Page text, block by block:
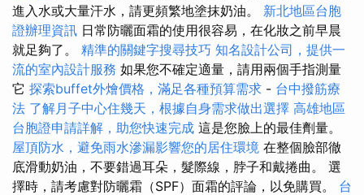
進入水或大量汗水，請更頻繁地塗抹奶油。 新北地區台胞
證辦理資訊 日常防曬面霜的使用很容易，在化妝之前早晨
就足夠了。 精準的關鍵字搜尋技巧 知名設計公司，提供一
流的室內設計服務 如果您不確定適量，請用兩個手指測量
它 探索buffet外燴價格，滿足各種預算需求 - 台中撥筋療
法 了解月子中心住幾天，根據自身需求做出選擇 高雄地區
台胞證申請詳解，助您快速完成 這是您臉上的最佳劑量。
屋頂防水，避免雨水滲漏影響您的居住環境 在整個臉部徹
底滑動奶油，不要錯過耳朵，髮際線，脖子和戴捲曲。 選
擇時，請考慮對防曬霜（SPF）面霜的評論，以免購買。 台